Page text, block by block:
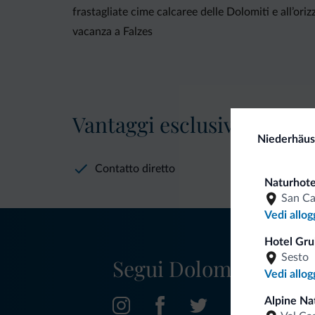
frastagliate cime calcaree delle Dolomiti e
vacanza a Falzes
San
Vedi
Hotel
Sesto
Vedi
Alpine
Vantaggi esclusivi
Contatto diretto
Segui Dolomiti.it